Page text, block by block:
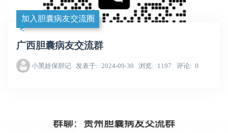
加入胆囊病友交流圈
广西胆囊病友交流群
小黑娃保胆记 发表于 2024-09-30 浏览 1197 评论 0